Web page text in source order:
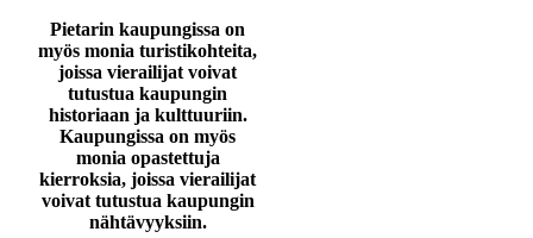
Pietarin kaupungissa on
myös monia turistikohteita,
joissa vierailijat voivat
tutustua kaupungin
historiaan ja kulttuuriin.
Kaupungissa on myös
monia opastettuja
kierroksia, joissa vierailijat
voivat tutustua kaupungin
nähtävyyksiin.